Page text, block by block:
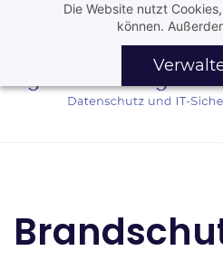
Die Website nutzt
können.
content